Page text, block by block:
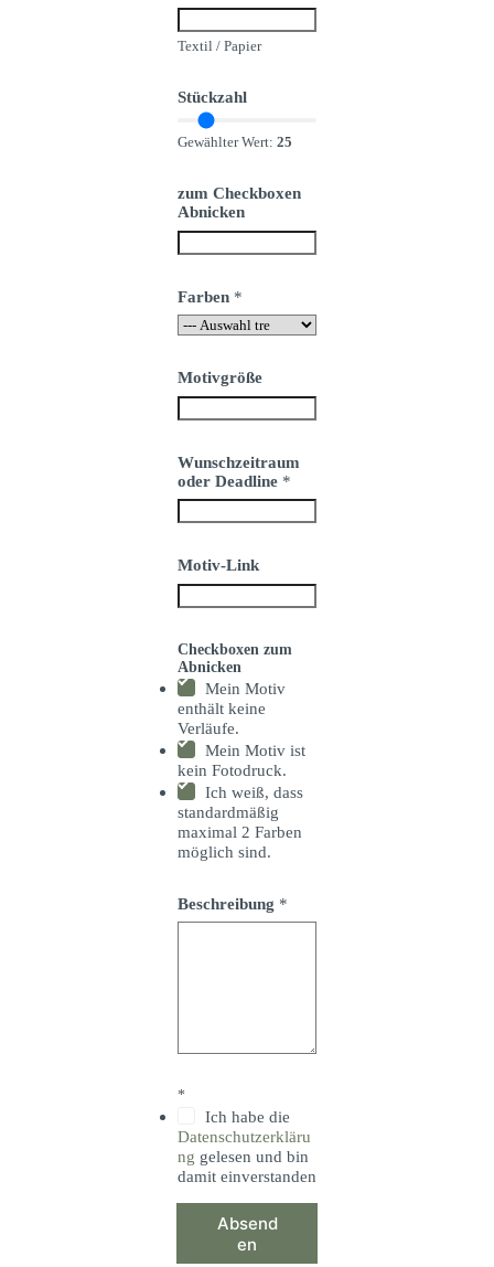
Textil / Papier
Stückzahl
Gewählter Wert: 25
zum Checkboxen
Abnicken
Farben *
Motivgröße
Wunschzeitraum
oder Deadline *
Motiv-Link
Checkboxen zum
Abnicken
Mein Motiv
enthält keine
Verläufe.
Mein Motiv ist
kein Fotodruck.
Ich weiß, dass
standardmäßig
maximal 2 Farben
möglich sind.
Beschreibung *
*
Ich habe die
Datenschutzerkläru
ng gelesen und bin
damit einverstanden
Absend
en